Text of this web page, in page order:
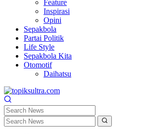
Feature
Inspirasi
Opini
Sepakbola
Partai Politik
Life Style
Sepakbola Kita
Otomotif
Daihatsu